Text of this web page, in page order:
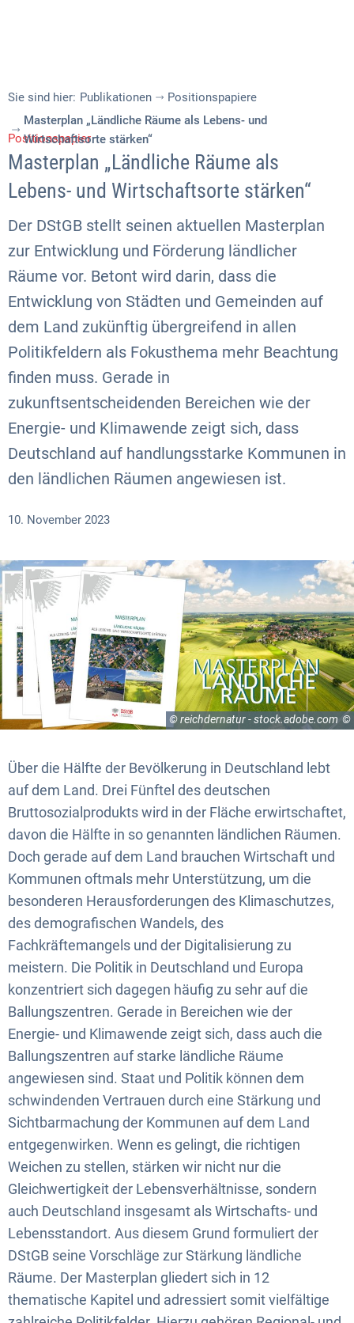
Sie sind hier: Publikationen
Positionspapiere
Masterplan „Ländliche Räume als Lebens- und
Wirtschaftsorte stärken“
Positionspapier
Masterplan „Ländliche Räume als
Lebens- und Wirtschaftsorte stärken“
Der DStGB stellt seinen aktuellen Masterplan
zur Entwicklung und Förderung ländlicher
Räume vor. Betont wird darin, dass die
Entwicklung von Städten und Gemeinden auf
dem Land zukünftig übergreifend in allen
Politikfeldern als Fokusthema mehr Beachtung
finden muss. Gerade in
zukunftsentscheidenden Bereichen wie der
Energie- und Klimawende zeigt sich, dass
Deutschland auf handlungsstarke Kommunen in
den ländlichen Räumen angewiesen ist.
10. November 2023
© reichdernatur - stock.adobe.com
Über die Hälfte der Bevölkerung in Deutschland lebt
auf dem Land. Drei Fünftel des deutschen
Bruttosozialprodukts wird in der Fläche erwirtschaftet,
davon die Hälfte in so genannten ländlichen Räumen.
Doch gerade auf dem Land brauchen Wirtschaft und
Kommunen oftmals mehr Unterstützung, um die
besonderen Herausforderungen des Klimaschutzes,
des demografischen Wandels, des
Fachkräftemangels und der Digitalisierung zu
meistern. Die Politik in Deutschland und Europa
konzentriert sich dagegen häufig zu sehr auf die
Ballungszentren. Gerade in Bereichen wie der
Energie- und Klimawende zeigt sich, dass auch die
Ballungszentren auf starke ländliche Räume
angewiesen sind. Staat und Politik können dem
schwindenden Vertrauen durch eine Stärkung und
Sichtbarmachung der Kommunen auf dem Land
entgegenwirken. Wenn es gelingt, die richtigen
Weichen zu stellen, stärken wir nicht nur die
Gleichwertigkeit der Lebensverhältnisse, sondern
auch Deutschland insgesamt als Wirtschafts- und
Lebensstandort. Aus diesem Grund formuliert der
DStGB seine Vorschläge zur Stärkung ländliche
Räume. Der Masterplan gliedert sich in 12
thematische Kapitel und adressiert somit vielfältige